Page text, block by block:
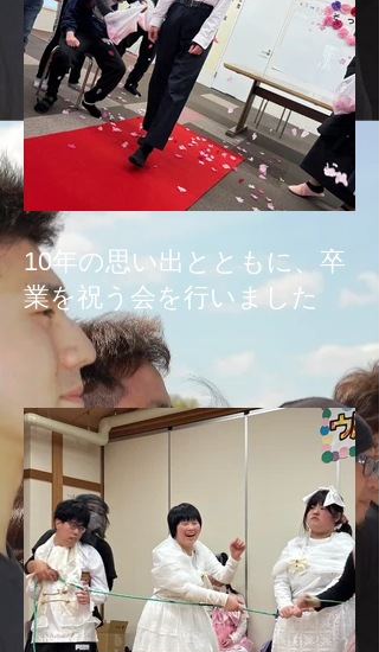
10年の思い出とともに、卒
業を祝う会を行いました